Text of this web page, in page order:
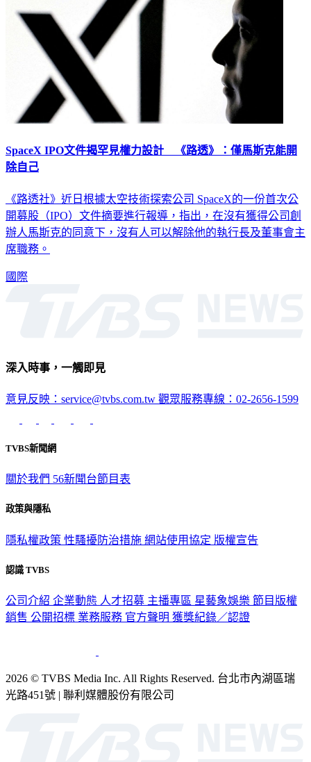
SpaceX IPO文件揭罕見權力設計 《路透》：僅馬斯克能開
除自己
《路透社》近日根據太空技術探索公司 SpaceX的一份首次公
開募股（IPO）文件摘要進行報導，指出，在沒有獲得公司創
辦人馬斯克的同意下，沒有人可以解除他的執行長及董事會主
席職務。
國際
深入時事，一觸即見
意見反映：service@tvbs.com.tw 觀眾服務專線：02-2656-1599
TVBS新聞網
關於我們 56新聞台節目表
政策與隱私
隱私權政策 性騷擾防治措施 網站使用協定 版權宣告
認識 TVBS
公司介紹 企業動態 人才招募 主播專區 星藝象娛樂 節目版權
銷售 公開招標 業務服務 官方聲明 獲獎紀錄／認證
2026 © TVBS Media Inc. All Rights Reserved. 台北市內湖區瑞
光路451號 | 聯利媒體股份有限公司